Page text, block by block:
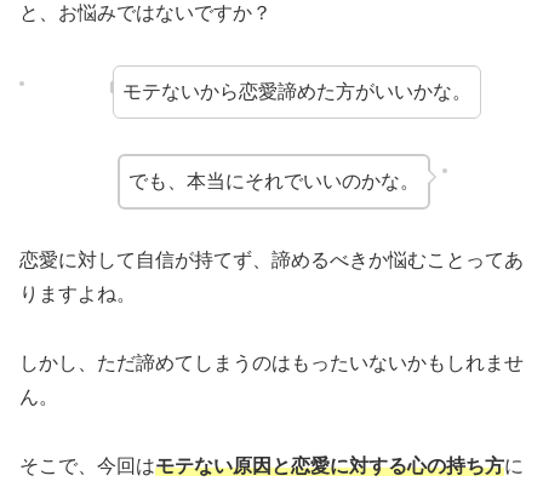
と、お悩みではないですか？
モテないから恋愛諦めた方がいいかな。
でも、本当にそれでいいのかな。
恋愛に対して自信が持てず、諦めるべきか悩むことってあ
りますよね。
しかし、ただ諦めてしまうのはもったいないかもしれませ
ん。
そこで、今回はモテない原因と恋愛に対する心の持ち方に